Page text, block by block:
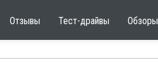
Отзывы Тест-драйвы Обзоры